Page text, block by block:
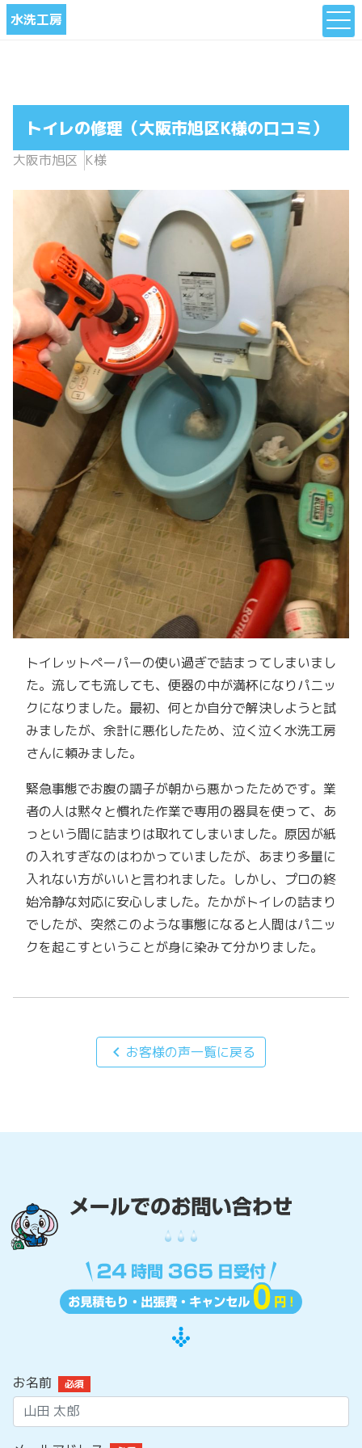
水洗工房
トイレの修理（大阪市旭区K様の口コミ）
大阪市旭区 K様
トイレットペーパーの使い過ぎで詰まってしまいまし
た。流しても流しても、便器の中が満杯になりパニッ
クになりました。最初、何とか自分で解決しようと試
みましたが、余計に悪化したため、泣く泣く水洗工房
さんに頼みました。
緊急事態でお腹の調子が朝から悪かったためです。業
者の人は黙々と慣れた作業で専用の器具を使って、あ
っという間に詰まりは取れてしまいました。原因が紙
の入れすぎなのはわかっていましたが、あまり多量に
入れない方がいいと言われました。しかし、プロの終
始冷静な対応に安心しました。たかがトイレの詰まり
でしたが、突然このような事態になると人間はパニッ
クを起こすということが身に染みて分かりました。
chevron_left お客様の声一覧に戻る
お名前 必須